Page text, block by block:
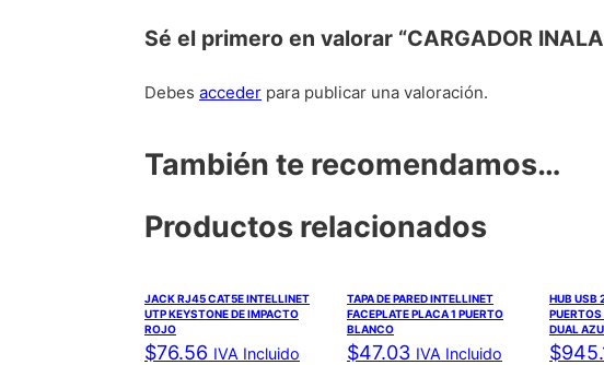
Sé el primero en valorar “CARGADOR
Debes acceder para publicar una valoración.
También te recomendamos…
Productos relacionados
JACK RJ45 CAT5E INTELLINET
UTP KEYSTONE DE IMPACTO
ROJO
$76.56 IVA Incluido
TAPA DE PARED INTELLINET
FACEPLATE PLACA 1 PUERTO
BLANCO
$47.03 IVA Incluido
HUB USB
DUAL
$